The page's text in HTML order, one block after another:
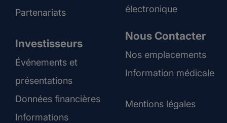
Partenariats
électronique
Investisseurs
Événements et
présentations
Données financières
Informations
Nous Contacter
Nos emplacements
Information médicale
Mentions légales